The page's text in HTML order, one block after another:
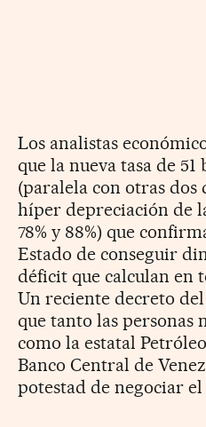
Los analistas
que la nueva tasa de
(paralela con otras dos
híper depreciación de
78% y 88%) que
Estado de conseguir
déficit que calculan en
Un reciente decreto
que tanto las personas
como la estatal
Banco Central de
potestad de negociar